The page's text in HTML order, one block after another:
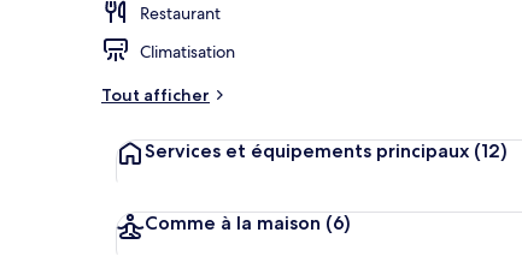
Restaurant
Climatisation
Tout afficher
Services et équipements principaux (12)
Comme à la maison (6)